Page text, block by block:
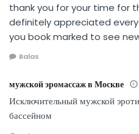
thank you for your time for
definitely appreciated
you book marked to see
Balas
мужской эромассаж в Москве
Исключительный мужской
бассейном